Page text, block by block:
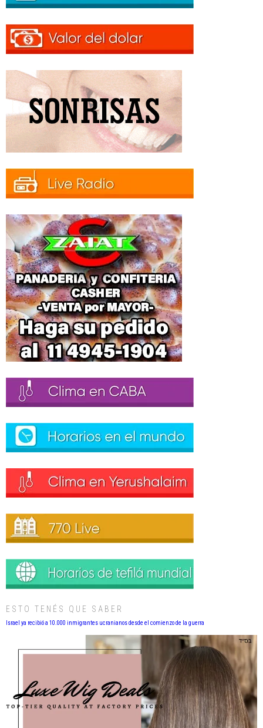
ESTO TENÉS QUE SABER
Israel ya recibió a 10.000 inmigrantes ucranianos desde el comienzo de la guerra